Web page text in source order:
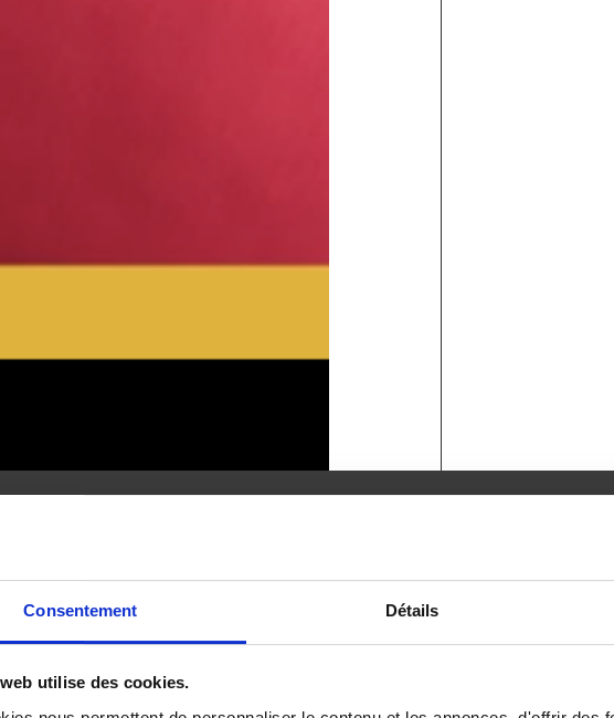
Consentement Détails
utilise des cookies.
chez Maisons SIC
de coeur
d’un plaquiste au sein d’une maison individuelle en construction
qui permet aux clients de mieux se projeter